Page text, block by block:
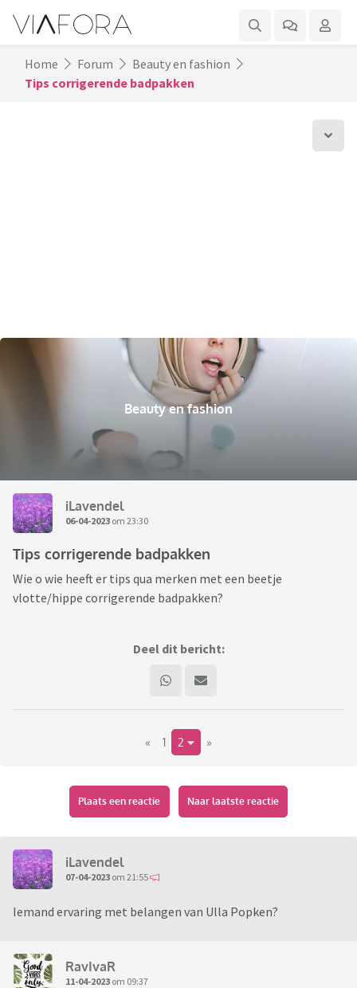
Home Forum
Beauty en fashion
Tips corrigerende badpakken
Beauty en fashion
iLavendel
06-04-2023 om 23:30
Tips corrigerende badpakken
Wie o wie heeft er tips qua merken met een beetje
vlotte/hippe corrigerende badpakken?
Deel dit bericht:
« 1 2 »
Plaats een reactie Naar laatste reactie
iLavendel
07-04-2023 om 21:55
Iemand ervaring met belangen van Ulla Popken?
RavIvaR
11-04-2023 om 09:37